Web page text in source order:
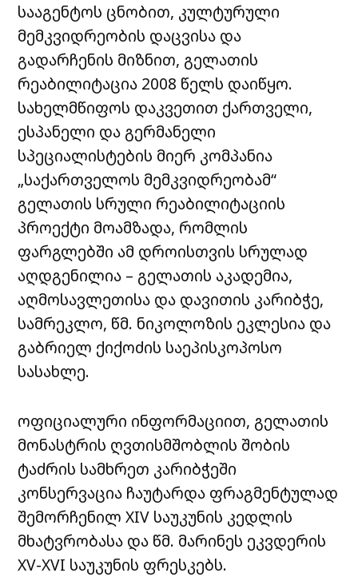
სააგენტოს ცნობით, კულტურული
მემკვიდრეობის დაცვისა და
გადარჩენის მიზნით, გელათის
რეაბილიტაცია 2008 წელს დაიწყო.
სახელმწიფოს დაკვეთით ქართველი,
ესპანელი და გერმანელი
სპეციალისტების მიერ კომპანია
„საქართველოს მემკვიდრეობამ“
გელათის სრული რეაბილიტაციის
პროექტი მოამზადა, რომლის
ფარგლებში ამ დროისთვის სრულად
აღდგენილია – გელათის აკადემია,
აღმოსავლეთისა და დავითის კარიბჭე,
სამრეკლო, წმ. ნიკოლოზის ეკლესია და
გაბრიელ ქიქოძის საეპისკოპოსო
სასახლე.
ოფიციალური ინფორმაციით, გელათის
მონასტრის ღვთისმშობლის შობის
ტაძრის სამხრეთ კარიბჭეში
კონსერვაცია ჩაუტარდა ფრაგმენტულად
შემორჩენილ XIV საუკუნის კედლის
მხატვრობასა და წმ. მარინეს ეკვდერის
XV-XVI საუკუნის ფრესკებს.